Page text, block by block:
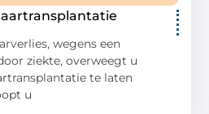
wegens een
ziekte, overweegt u
te laten
u